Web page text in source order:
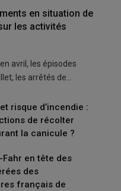
en situation de
les activités
avril, les épisodes
les arrêtés de…
risque d’incendie :
de récolter
la canicule ?
Fahr en tête des
des
français de